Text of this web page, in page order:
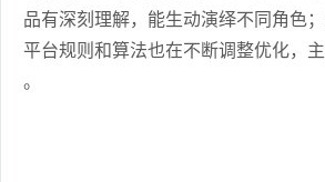
品有深刻理解，能生动演绎不同角色
平台规则和算法也在不断调整优化，
。